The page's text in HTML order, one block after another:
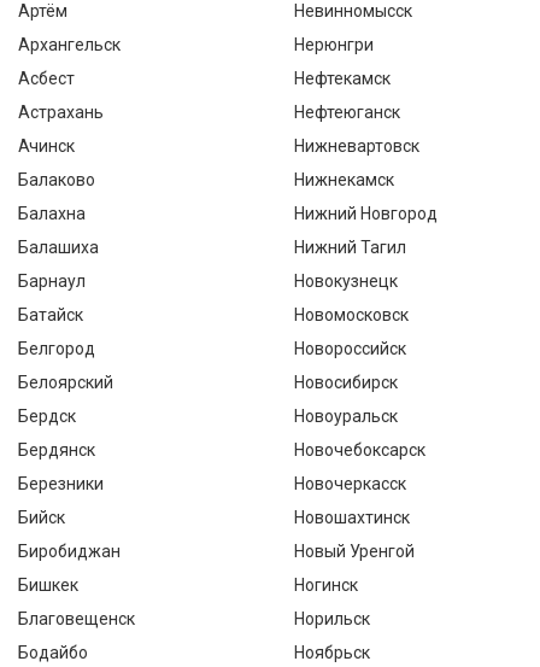
Артём
Архангельск
Асбест
Астрахань
Ачинск
Балаково
Балахна
Балашиха
Барнаул
Батайск
Белгород
Белоярский
Бердск
Бердянск
Березники
Бийск
Биробиджан
Бишкек
Благовещенск
Бодайбо
Невинномысск
Нерюнгри
Нефтекамск
Нефтеюганск
Нижневартовск
Нижнекамск
Нижний Новгород
Нижний Тагил
Новокузнецк
Новомосковск
Новороссийск
Новосибирск
Новоуральск
Новочебоксарск
Новочеркасск
Новошахтинск
Новый Уренгой
Ногинск
Норильск
Ноябрьск